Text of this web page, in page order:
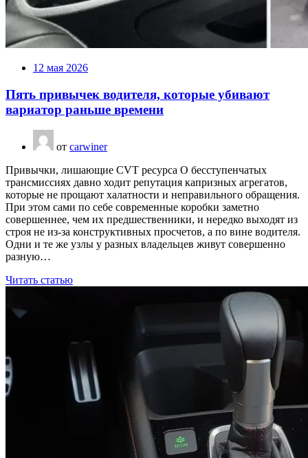
12 мая 2026
Пять привычек водителя, которые убивают
вариатор раньше времени
от carwiner
Привычки, лишающие CVT ресурса О бесступенчатых
трансмиссиях давно ходит репутация капризных агрегатов,
которые не прощают халатности и неправильного обращения.
При этом сами по себе современные коробки заметно
совершеннее, чем их предшественники, и нередко выходят из
строя не из-за конструктивных просчетов, а по вине водителя.
Одни и те же узлы у разных владельцев живут совершенно
разную…
Читать статью